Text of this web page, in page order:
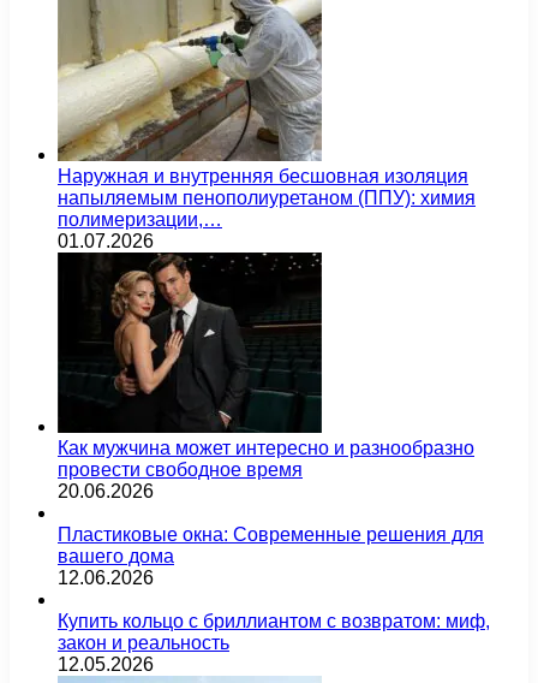
Наружная и внутренняя бесшовная изоляция
напыляемым пенополиуретаном (ППУ): химия
полимеризации,…
01.07.2026
Как мужчина может интересно и разнообразно
провести свободное время
20.06.2026
Пластиковые окна: Современные решения для
вашего дома
12.06.2026
Купить кольцо с бриллиантом с возвратом: миф,
закон и реальность
12.05.2026